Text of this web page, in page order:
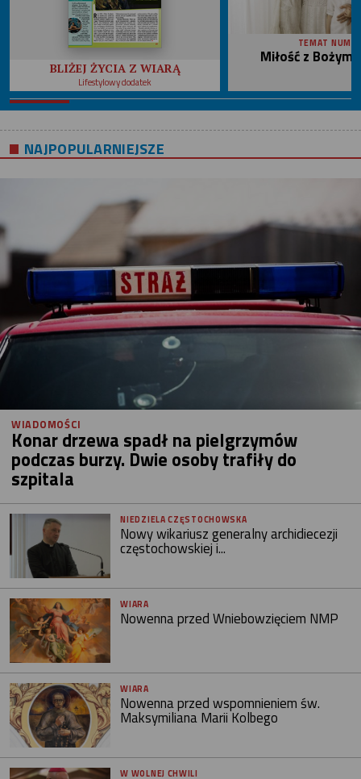
BLIŻEJ ŻYCIA Z WIARĄ
Lifestylowy dodatek
TEMAT
Miłość z
NAJPOPULARNIEJSZE
WIADOMOŚCI
Konar drzewa spadł na pielgrzymów
podczas burzy. Dwie osoby trafiły do
szpitala
NIEDZIELA CZĘSTOCHOWSKA
Nowy wikariusz generalny archidiecezji
częstochowskiej i...
WIARA
Nowenna przed Wniebowzięciem NMP
WIARA
Nowenna przed wspomnieniem św.
Maksymiliana Marii Kolbego
W WOLNEJ CHWILI